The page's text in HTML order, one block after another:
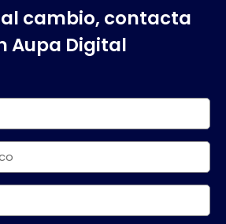
cambio, contacta
Aupa Digital